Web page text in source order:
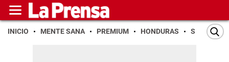
INICIO MENTE SANA PREMIUM HONDURAS SAN PEDRO